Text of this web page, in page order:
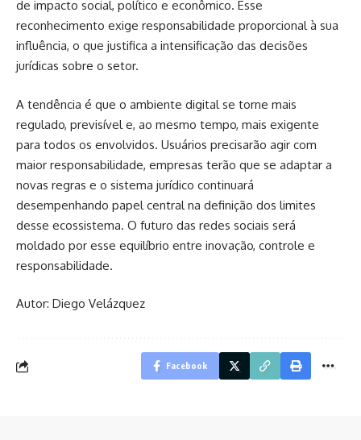
de impacto social, político e econômico. Esse
reconhecimento exige responsabilidade proporcional à sua
influência, o que justifica a intensificação das decisões
jurídicas sobre o setor.
A tendência é que o ambiente digital se torne mais
regulado, previsível e, ao mesmo tempo, mais exigente
para todos os envolvidos. Usuários precisarão agir com
maior responsabilidade, empresas terão que se adaptar a
novas regras e o sistema jurídico continuará
desempenhando papel central na definição dos limites
desse ecossistema. O futuro das redes sociais será
moldado por esse equilíbrio entre inovação, controle e
responsabilidade.
Autor: Diego Velázquez
Facebook